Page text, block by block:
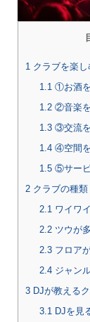
1クラブを楽し
1.1①お酒
1.2②音楽
1.3③交流
1.4④空間
1.5⑤サービ
2クラブの種類
2.1ワイワ
2.2ツウが
2.3フロア
2.4ジャン
3DJが教える
3.1DJを見